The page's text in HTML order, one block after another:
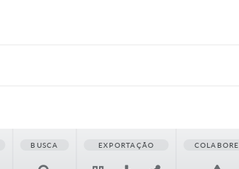
BUSCA EXPORTAÇÃO COLABORE